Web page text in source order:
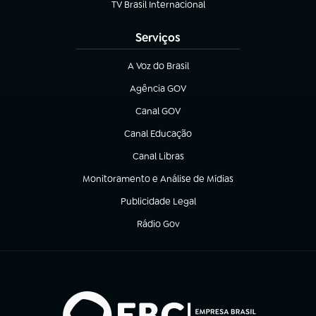
TV Brasil Internacional
(abre em nova aba)
Serviços
A Voz do Brasil
(abre em nova aba)
Agência GOV
(abre em nova aba)
Canal GOV
(abre em nova aba)
Canal Educação
(abre em nova aba)
Canal Libras
(abre em nova aba)
Monitoramento e Análise de Mídias
(abre em nova aba)
Publicidade Legal
(abre em nova aba)
Rádio Gov
(abre em nova aba)